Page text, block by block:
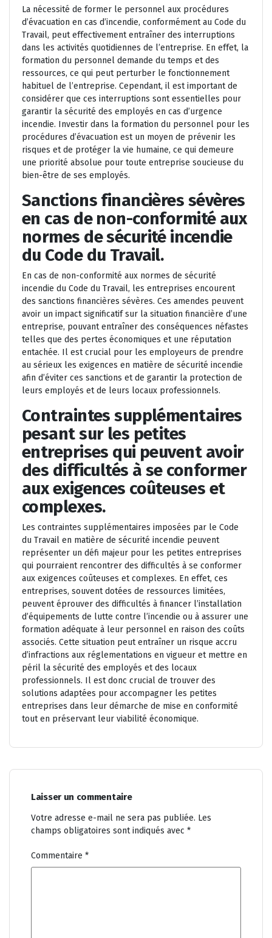
La nécessité de former le personnel aux procédures
d’évacuation en cas d’incendie, conformément au Code du
Travail, peut effectivement entraîner des interruptions
dans les activités quotidiennes de l’entreprise. En effet, la
formation du personnel demande du temps et des
ressources, ce qui peut perturber le fonctionnement
habituel de l’entreprise. Cependant, il est important de
considérer que ces interruptions sont essentielles pour
garantir la sécurité des employés en cas d’urgence
incendie. Investir dans la formation du personnel pour les
procédures d’évacuation est un moyen de prévenir les
risques et de protéger la vie humaine, ce qui demeure
une priorité absolue pour toute entreprise soucieuse du
bien-être de ses employés.
Sanctions financières sévères
en cas de non-conformité aux
normes de sécurité incendie
du Code du Travail.
En cas de non-conformité aux normes de sécurité
incendie du Code du Travail, les entreprises encourent
des sanctions financières sévères. Ces amendes peuvent
avoir un impact significatif sur la situation financière d’une
entreprise, pouvant entraîner des conséquences néfastes
telles que des pertes économiques et une réputation
entachée. Il est crucial pour les employeurs de prendre
au sérieux les exigences en matière de sécurité incendie
afin d’éviter ces sanctions et de garantir la protection de
leurs employés et de leurs locaux professionnels.
Contraintes supplémentaires
pesant sur les petites
entreprises qui peuvent avoir
des difficultés à se conformer
aux exigences coûteuses et
complexes.
Les contraintes supplémentaires imposées par le Code
du Travail en matière de sécurité incendie peuvent
représenter un défi majeur pour les petites entreprises
qui pourraient rencontrer des difficultés à se conformer
aux exigences coûteuses et complexes. En effet, ces
entreprises, souvent dotées de ressources limitées,
peuvent éprouver des difficultés à financer l’installation
d’équipements de lutte contre l’incendie ou à assurer une
formation adéquate à leur personnel en raison des coûts
associés. Cette situation peut entraîner un risque accru
d’infractions aux réglementations en vigueur et mettre en
péril la sécurité des employés et des locaux
professionnels. Il est donc crucial de trouver des
solutions adaptées pour accompagner les petites
entreprises dans leur démarche de mise en conformité
tout en préservant leur viabilité économique.
Laisser un commentaire
Votre adresse e-mail ne sera pas publiée. Les
champs obligatoires sont indiqués avec *
Commentaire *